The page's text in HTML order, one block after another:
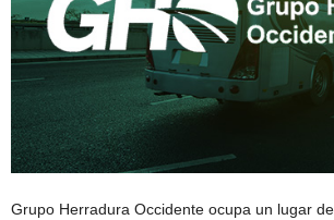
Grupo Herradura Occidente ocupa un lugar